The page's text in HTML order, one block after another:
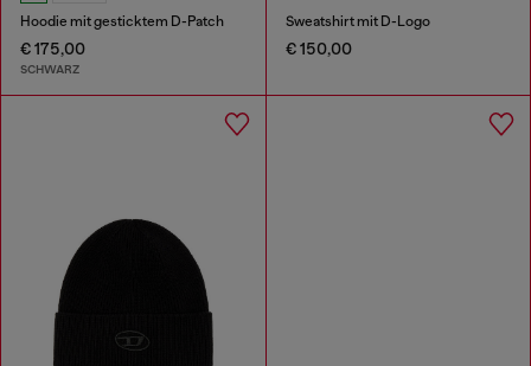
Hoodie mit gesticktem D-Patch
€ 175,00
SCHWARZ
Sweatshirt mit D-Logo
€ 150,00